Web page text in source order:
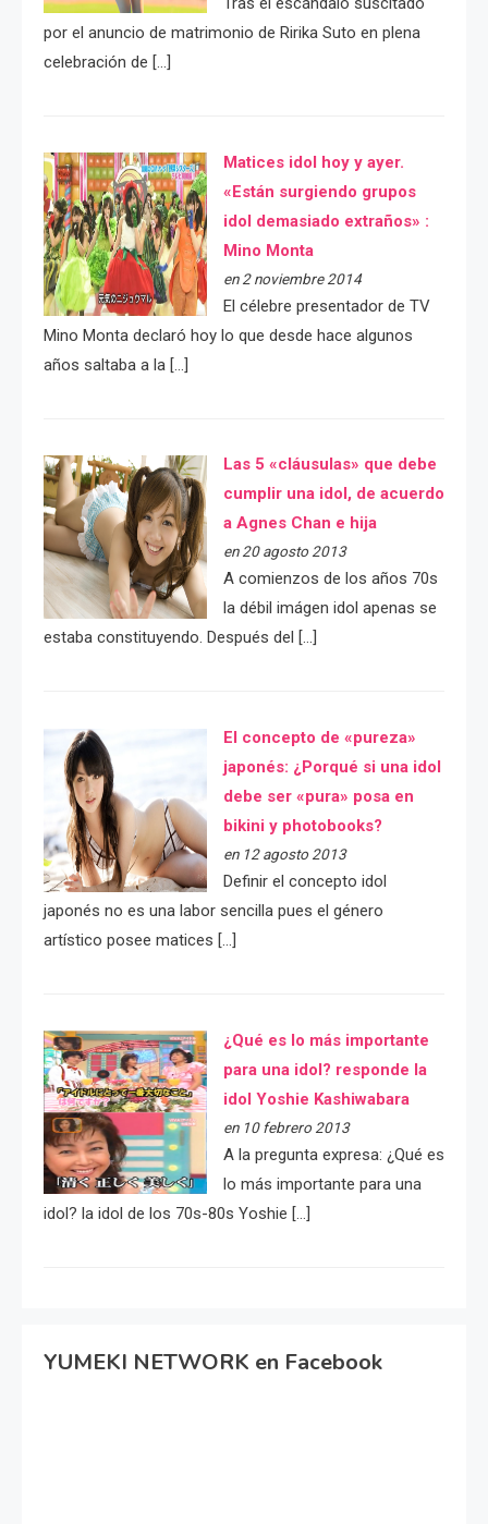
por el anuncio de matrimonio de Ririka Suto en plena
celebración de […]
Matices idol hoy y ayer.
«Están surgiendo grupos
idol demasiado extraños» :
Mino Monta
en 2 noviembre 2014
El célebre presentador de TV
Mino Monta declaró hoy lo que desde hace algunos
años saltaba a la […]
Las 5 «cláusulas» que debe
cumplir una idol, de acuerdo
a Agnes Chan e hija
en 20 agosto 2013
A comienzos de los años 70s
la débil imágen idol apenas se
estaba constituyendo. Después del […]
El concepto de «pureza»
japonés: ¿Porqué si una idol
debe ser «pura» posa en
bikini y photobooks?
en 12 agosto 2013
Definir el concepto idol
japonés no es una labor sencilla pues el género
artístico posee matices […]
¿Qué es lo más importante
para una idol? responde la
idol Yoshie Kashiwabara
en 10 febrero 2013
A la pregunta expresa: ¿Qué es
lo más importante para una
idol? la idol de los 70s-80s Yoshie […]
YUMEKI NETWORK en Facebook